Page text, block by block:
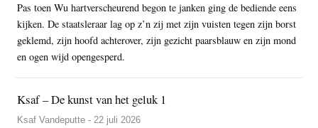
Pas toen Wu hartverscheurend begon te janken ging de bediende eens
kijken. De staatsleraar lag op z’n zij met zijn vuisten tegen zijn borst
geklemd, zijn hoofd achterover, zijn gezicht paarsblauw en zijn mond
en ogen wijd opengesperd.
Ksaf – De kunst van het geluk 1
Ksaf Vandeputte - 22 juli 2026